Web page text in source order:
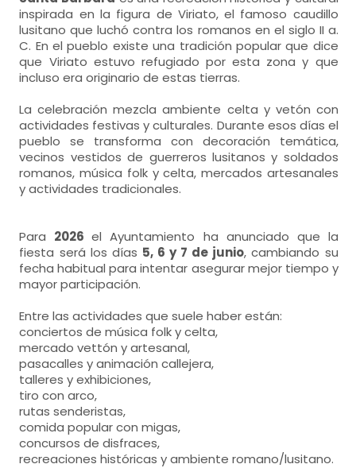
inspirada en la figura de Viriato, el famoso caudillo
lusitano que luchó contra los romanos en el siglo II a.
C. En el pueblo existe una tradición popular que dice
que Viriato estuvo refugiado por esta zona y que
incluso era originario de estas tierras.
La celebración mezcla ambiente celta y vetón con
actividades festivas y culturales. Durante esos días el
pueblo se transforma con decoración temática,
vecinos vestidos de guerreros lusitanos y soldados
romanos, música folk y celta, mercados artesanales
y actividades tradicionales.
Para 2026el Ayuntamiento ha anunciado que la
fiesta será los días 5, 6 y 7 de junio, cambiando su
fecha habitual para intentar asegurar mejor tiempo y
mayor participación.
Entre las actividades que suele haber están:
conciertos de música folk y celta,
mercado vettón y artesanal,
pasacalles y animación callejera,
talleres y exhibiciones,
tiro con arco,
rutas senderistas,
comida popular con migas,
concursos de disfraces,
recreaciones históricas y ambiente romano/lusitano.